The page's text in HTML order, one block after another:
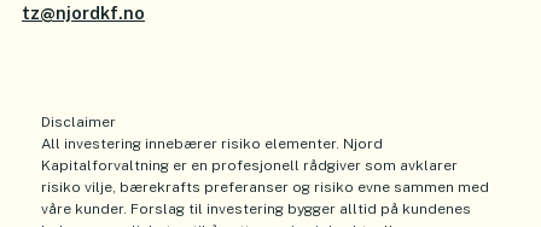
tz@njordkf.no
Disclaimer
All investering innebærer risiko elementer. Njord
Kapitalforvaltning er en profesjonell rådgiver som avklarer
risiko vilje, bærekrafts preferanser og risiko evne sammen med
våre kunder. Forslag til investering bygger alltid på kundenes